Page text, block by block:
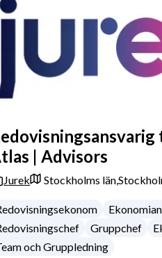
| Advisors
Jurek Stockholms län,
Gruppchef
och Gruppledning